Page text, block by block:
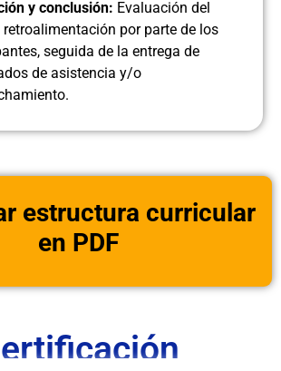
y conclusión: Evaluación del
retroalimentación por parte de los
seguida de la entrega de
de asistencia y/o
estructura curricular
en PDF